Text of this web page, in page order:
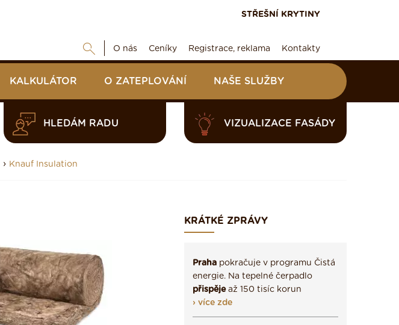
STŘEŠNÍ KRYTINY
O nás Ceníky Registrace, reklama Kontakty
KALKULÁTOR O ZATEPLOVÁNÍ NAŠE SLUŽBY
HLEDÁM RADU VIZUALIZACE FASÁDY
› Knauf Insulation
KRÁTKÉ ZPRÁVY
Praha pokračuje v programu Čistá
energie. Na tepelné čerpadlo
přispějeaž 150 tisíc korun
› více zde